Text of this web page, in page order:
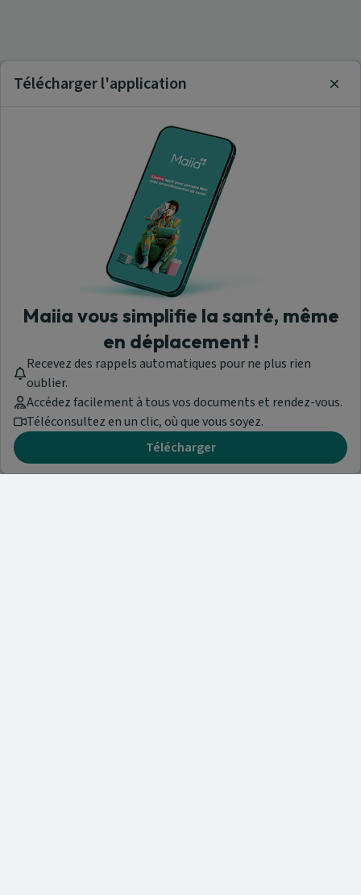
Télécharger l'application
Maiia vous simplifie la santé, même
en déplacement !
Recevez des rappels automatiques pour ne plus rien
oublier.
Accédez facilement à tous vos documents et rendez-vous.
Téléconsultez en un clic, où que vous soyez.
Télécharger